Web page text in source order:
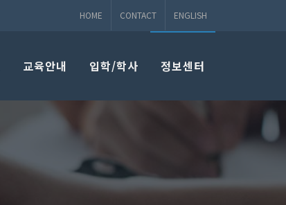
HOME CONTACT ENGLISH
교육안내 입학/학사 정보센터